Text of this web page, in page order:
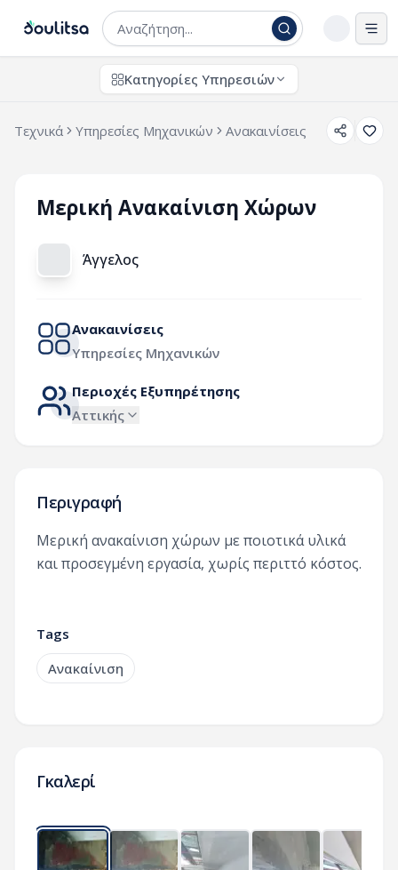
Κατηγορίες Υπηρεσιών
Τεχνικά Υπηρεσίες Μηχανικών Ανακαινίσεις
Μερική Ανακαίνιση Χώρων
Άγγελος
Ανακαινίσεις
Υπηρεσίες Μηχανικών
Περιοχές Εξυπηρέτησης
Αττικής
Περιγραφή
Μερική ανακαίνιση χώρων με ποιοτικά υλικά
και προσεγμένη εργασία, χωρίς περιττό κόστος.
Tags
Ανακαίνιση
Γκαλερί